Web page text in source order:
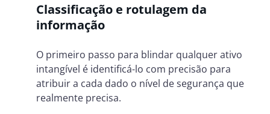
Classificação e rotulagem da
informação
O primeiro passo para blindar qualquer ativo
intangível é identificá-lo com precisão para
atribuir a cada dado o nível de segurança que
realmente precisa.